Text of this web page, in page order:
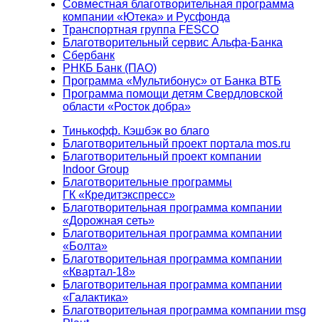
Совместная благотворительная программа
компании «Ютека» и Русфонда
Транспортная группа FESCO
Благотворительный сервис Альфа-Банка
Сбербанк
РНКБ Банк (ПАО)
Программа «Мультибонус» от Банка ВТБ
Программа помощи детям Свердловской
области «Росток добра»
Тинькофф. Кэшбэк во благо
Благотворительный проект портала mos.ru
Благотворительный проект компании
Indoor Group
Благотворительные программы
ГК «Кредитэкспресс»
Благотворительная программа компании
«Дорожная сеть»
Благотворительная программа компании
«Болта»
Благотворительная программа компании
«Квартал-18»
Благотворительная программа компании
«Галактика»
Благотворительная программа компании msg